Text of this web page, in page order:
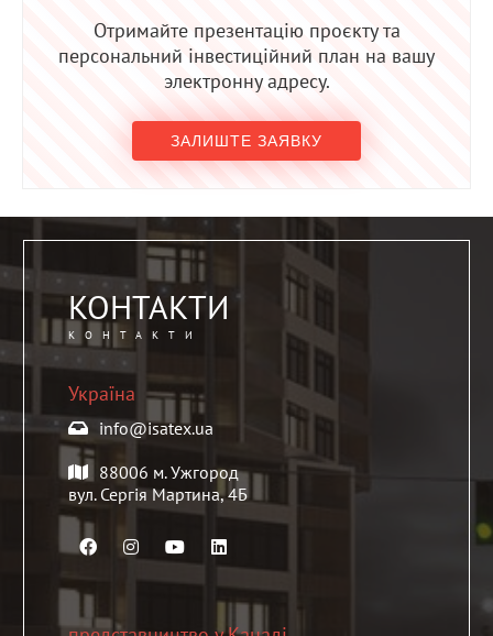
Отримайте презентацію проєкту та
персональний інвестиційний план на вашу
электронну адресу.
ЗАЛИШТЕ ЗАЯВКУ
КОНТАКТИ
КОНТАКТИ
Україна
info@isatex.ua
88006 м. Ужгород
вул. Сергія Мартина, 4Б